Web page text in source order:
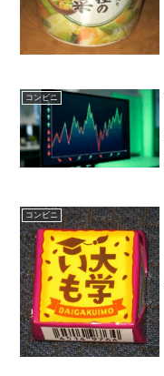
コンビニ
コンビニ